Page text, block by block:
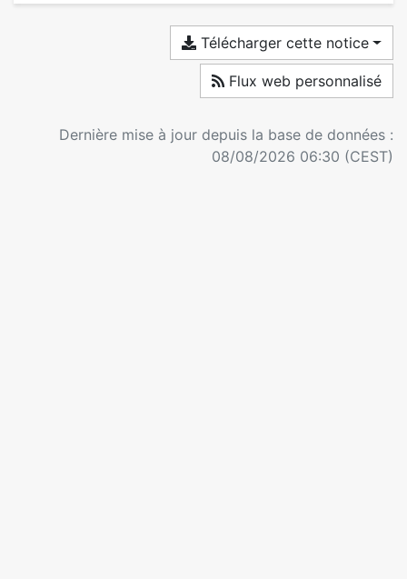
Télécharger cette notice
Flux web personnalisé
Dernière mise à jour depuis la base de données :
08/08/2026 06:30 (CEST)